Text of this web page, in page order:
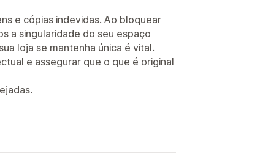
e cópias indevidas. Ao bloquear
a singularidade do seu espaço
loja se mantenha única é vital.
e assegurar que o que é original